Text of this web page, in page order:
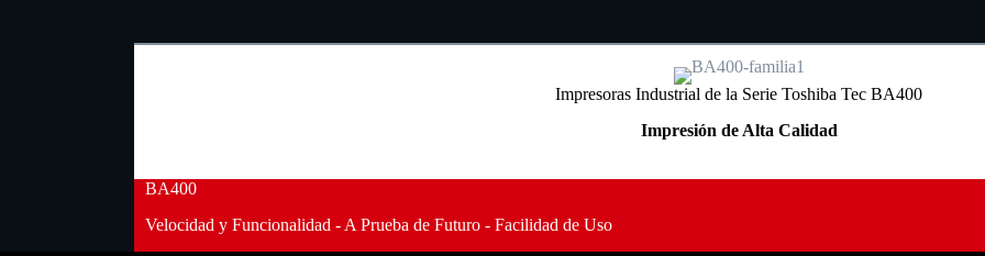
Impresoras Industrial de la Serie Toshiba Tec BA400
Impresión de Alta Calidad
BA400
Velocidad y Funcionalidad - A Prueba de Futuro - Facilidad de Uso